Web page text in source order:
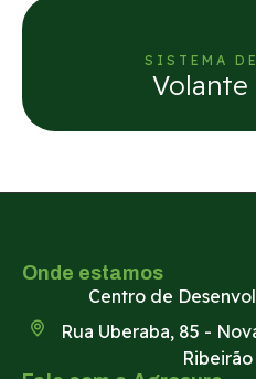
SISTEMA
Volante
Onde estamos
Centro de
Rua Uberaba, 85 -